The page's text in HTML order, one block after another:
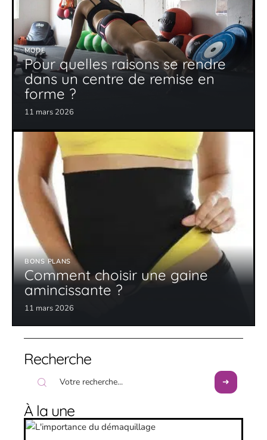
MODE
Pour quelles raisons se rendre
dans un centre de remise en
forme ?
11 mars 2026
BONS PLANS
Comment choisir une gaine
amincissante ?
11 mars 2026
Recherche
À la une